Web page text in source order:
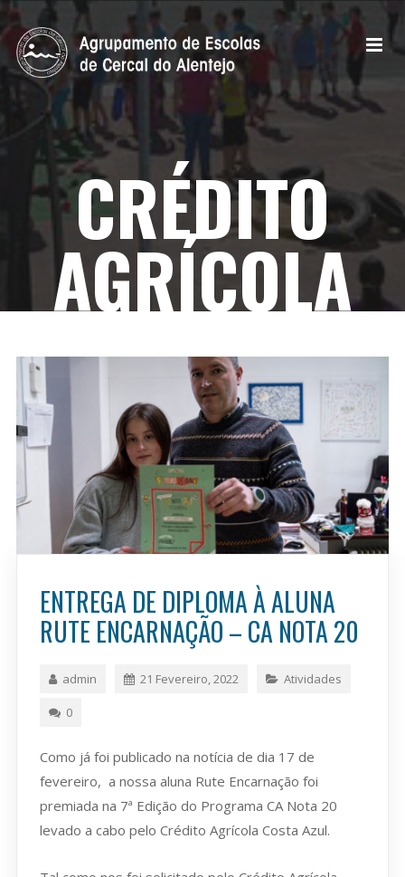
CRÉDITO
AGRÍCOLA
ENTREGA DE DIPLOMA À ALUNA
RUTE ENCARNAÇÃO – CA NOTA 20
admin 21 Fevereiro, 2022 Atividades
0
Como já foi publicado na notícia de dia 17 de
fevereiro, a nossa aluna Rute Encarnação foi
premiada na 7ª Edição do Programa CA Nota 20
levado a cabo pelo Crédito Agrícola Costa Azul.